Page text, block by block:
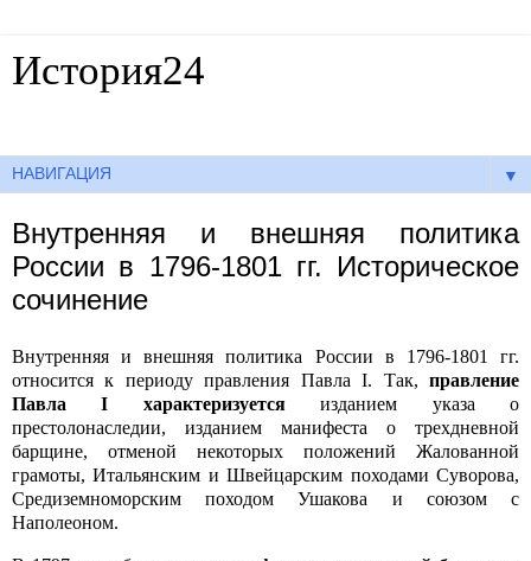
История24
▼
Внутренняя и внешняя политика
России в 1796-1801 гг. Историческое
сочинение
Внутренняя и внешняя политика России в 1796-1801 гг.
относится к периоду правления Павла I. Так, правление
Павла I характеризуетсяизданием указа о
престолонаследии, изданием манифеста о трехдневной
барщине, отменой некоторых положений Жалованной
грамоты, Итальянским и Швейцарским походами Суворова,
Средиземноморским походом Ушакова и союзом с
Наполеоном.